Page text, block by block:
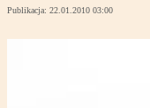
Publikacja: 22.01.2010 03:00